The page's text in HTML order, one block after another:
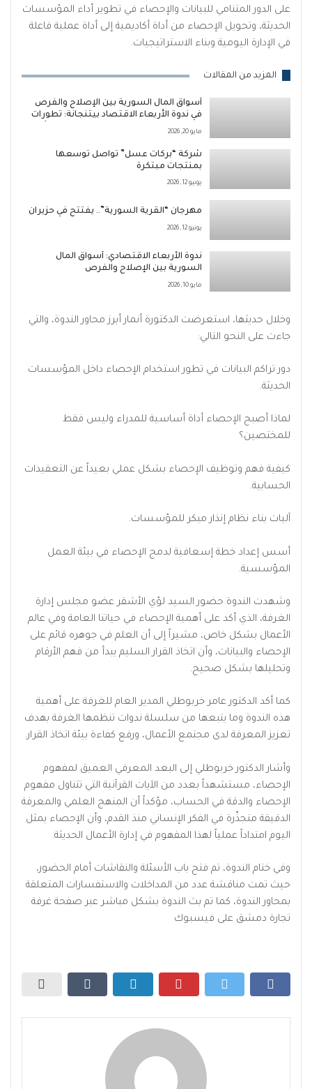
على الدور المتنامي للبيانات والإحصاء في تطوير أداء المؤسسات
الحديثة، وتحويل الإحصاء من أداة أكاديمية إلى أداة عملية فاعلة
في الإدارة اليومية وبناء الاستراتيجيات.
المزيد من المقالات
أسواق المال السورية بين الإصلاح والفرص
في ندوة الأربعاء الاقتصاد بيتنجانة: تطورات
واعدة مرتقبة لتعزيز دور سوق دمشق للأوراق
مايو 20, 2026
شركة “بركات عسل” تواصل توسعها
بمنتجات مبتكرة
يونيو 12, 2026
مهرجان “القرية السورية”.. يفتتح في حزيران
يونيو 12, 2026
ندوة الأربعاء الاقتصادي: أسواق المال
السورية بين الإصلاح والفرص
مايو 10, 2026
وخلال حديثها، استعرضت الدكتورة أنمار أبرز محاور الندوة، والتي
جاءت على النحو التالي:
دور تراكم البيانات في تطور استخدام الإحصاء داخل المؤسسات
الحديثة.
لماذا أصبح الإحصاء أداة أساسية للمدراء وليس فقط
للمختصين؟
كيفية فهم وتوظيف الإحصاء بشكل عملي بعيداً عن التعقيدات
الحسابية.
آليات بناء نظام إنذار مبكر للمؤسسات.
أسس إعداد خطة إسعافية لدمج الإحصاء في بيئة العمل
المؤسسية.
وشهدت الندوة حضور السيد لؤي الأشقر عضو مجلس إدارة
الغرفة، الذي أكد على أهمية الإحصاء في حياتنا العامة وفي عالم
الأعمال بشكل خاص، مشيراً إلى أن العلم في جوهره قائم على
الإحصاء والبيانات، وأن اتخاذ القرار السليم يبدأ من فهم الأرقام
وتحليلها بشكل صحيح.
كما أكد الدكتور عامر خربوطلي المدير العام للغرفة على أهمية
هذه الندوة وما يتبعها من سلسلة ندوات تنظمها الغرفة بهدف
تعزيز المعرفة لدى مجتمع الأعمال، ورفع كفاءة بيئة اتخاذ القرار.
وأشار الدكتور خربوطلي إلى البعد المعرفي العميق لمفهوم
الإحصاء، مستشهداً بعدد من الآيات القرآنية التي تتناول مفهوم
الإحصاء والدقة في الحساب، مؤكداً أن المنهج العلمي والمعرفة
الدقيقة متجذّرة في الفكر الإنساني منذ القدم، وأن الإحصاء يمثل
اليوم امتداداً عملياً لهذا المفهوم في إدارة الأعمال الحديثة.
وفي ختام الندوة، تم فتح باب الأسئلة والنقاشات أمام الحضور،
حيث تمت مناقشة عدد من المداخلات والاستفسارات المتعلقة
بمحاور الندوة، كما تم بث الندوة بشكل مباشر عبر صفحة غرفة
تجارة دمشق على فيسبوك